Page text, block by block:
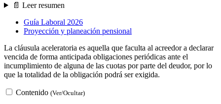
📄 Leer resumen
Guía Laboral 2026
Proyección y planeación pensional
La cláusula aceleratoria es aquella que faculta al acreedor a declarar
vencida de forma anticipada obligaciones periódicas ante el
incumplimiento de alguna de las cuotas por parte del deudor, por lo
que la totalidad de la obligación podrá ser exigida.
Contenido (Ver/Ocultar)